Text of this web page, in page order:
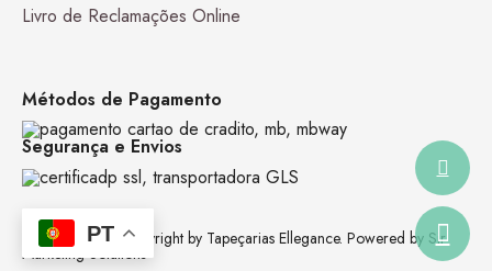
PT
Livro de Reclamações Online
Métodos de Pagamento
Segurança e Envios
1980-2026 © Copyright by Tapeçarias Ellegance. Powered by Sir
Marketing Solutions